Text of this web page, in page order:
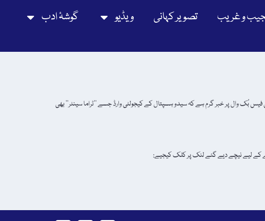
و غریب تصویر کہانی ویڈیو گوشۂ ادب
کی فیس بُک وال پر خبر گرم ہے کہ سیدو ہسپتال کے کیجولٹی وارڈ جسے ’’ٹراما سینٹر‘‘ بھی
علی سحابؔ کی دیگر تحاریر پڑھنے کے لیے نیچے دیے گئے لنک پر کلک کیجیے: